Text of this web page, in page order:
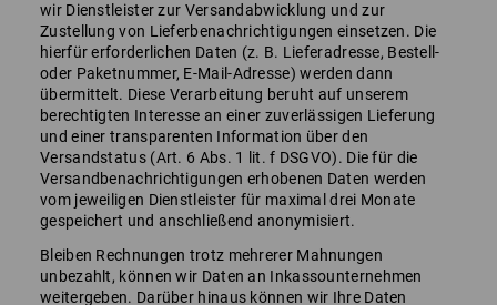
wir Dienstleister zur Versandabwicklung und zur
Zustellung von Lieferbenachrichtigungen einsetzen. Die
hierfür erforderlichen Daten (z. B. Lieferadresse, Bestell-
oder Paketnummer, E-Mail-Adresse) werden dann
übermittelt. Diese Verarbeitung beruht auf unserem
berechtigten Interesse an einer zuverlässigen Lieferung
und einer transparenten Information über den
Versandstatus (Art. 6 Abs. 1 lit. f DSGVO). Die für die
Versandbenachrichtigungen erhobenen Daten werden
vom jeweiligen Dienstleister für maximal drei Monate
gespeichert und anschließend anonymisiert.
Bleiben Rechnungen trotz mehrerer Mahnungen
unbezahlt, können wir Daten an Inkassounternehmen
weitergeben. Darüber hinaus können wir Ihre Daten